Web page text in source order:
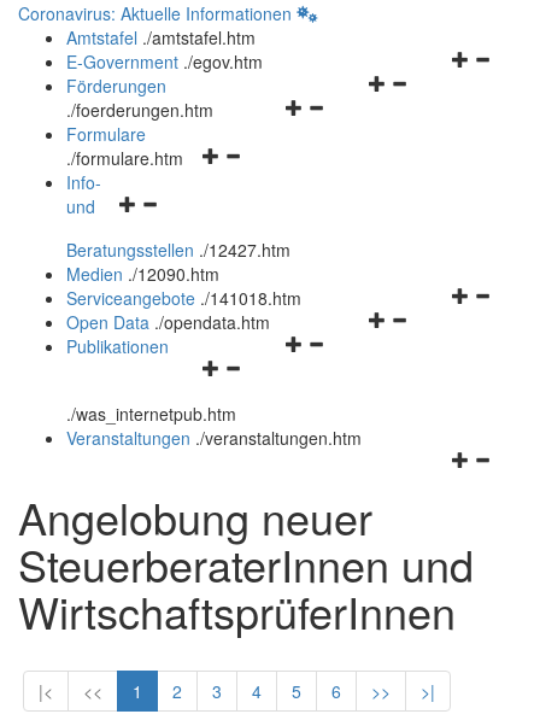
Coronavirus: Aktuelle Informationen
Amtstafel ./amtstafel.htm
Navigationsmenü
E-Government ./egov.htm
Navigationsmenü
Förderungen
./foerderungen.htm
Navigationsmenü
Formulare
./formulare.htm
Navigationsmenü
und
schließen
Info-
und
Beratungsstellen ./12427.htm
Medien ./12090.htm
Navigationsmenü
Serviceangebote ./141018.htm
Navigationsmenü
Open Data ./opendata.htm
Navigationsmenü
und
schließen
Publikationen
./was_internetpub.htm
Veranstaltungen ./veranstaltungen.htm
Angelobung neuer
SteuerberaterInnen und
WirtschaftsprüferInnen
|< << 1 2 3 4 5 6 >> >|